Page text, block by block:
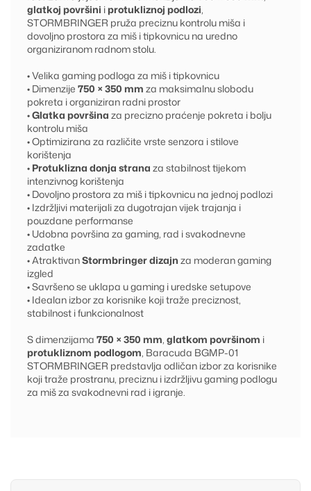
glatkoj površini i protukliznoj podlozi,
STORMBRINGER pruža preciznu kontrolu miša i
dovoljno prostora za miš i tipkovnicu na uredno
organiziranom radnom stolu.
• Velika gaming podloga za miš i tipkovnicu
• Dimenzije 750 × 350 mm za maksimalnu slobodu
pokreta i organiziran radni prostor
•Glatka površina za precizno praćenje pokreta i bolju
kontrolu miša
• Optimizirana za različite vrste senzora i stilove
korištenja
• Protuklizna donja strana za stabilnost tijekom
intenzivnog korištenja
• Dovoljno prostora za miš i tipkovnicu na jednoj podlozi
• Izdržljivi materijali za dugotrajan vijek trajanja i
pouzdane performanse
• Udobna površina za gaming, rad i svakodnevne
zadatke
• AtraktivanStormbringer dizajn za moderan gaming
izgled
• Savršeno se uklapa u gaming i uredske setupove
• Idealan izbor za korisnike koji traže preciznost,
stabilnost i funkcionalnost
S dimenzijama 750 × 350 mm, glatkom površinom i
protukliznom podlogom, Baracuda BGMP-01
STORMBRINGER predstavlja odličan izbor za korisnike
koji traže prostranu, preciznu i izdržljivu gaming podlogu
za miš za svakodnevni rad i igranje.